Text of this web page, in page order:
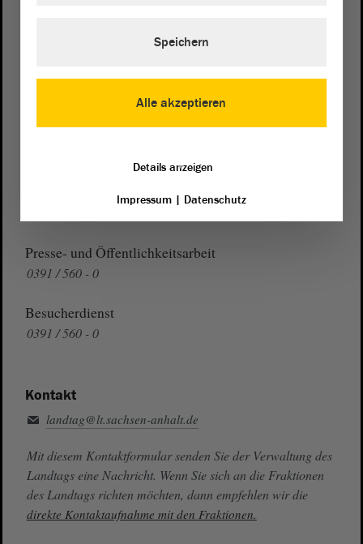
Wegbeschreibung
Auf Google Maps
0391 / 560 - 0
Presse- und Öffentlichkeitsarbeit
0391 / 560 - 0
Besucherdienst
0391 / 560 - 0
Kontakt
landtag@lt.sachsen-anhalt.de
Mit diesem Kontaktformular senden Sie der Verwaltung des
Landtags eine Nachricht. Wenn Sie sich an die Fraktionen
des Landtags richten möchten, dann empfehlen wir die
direkte Kontaktaufnahme mit den Fraktionen.
Alle akzeptieren
Speichern
Details anzeigen
Impressum| Datenschutz